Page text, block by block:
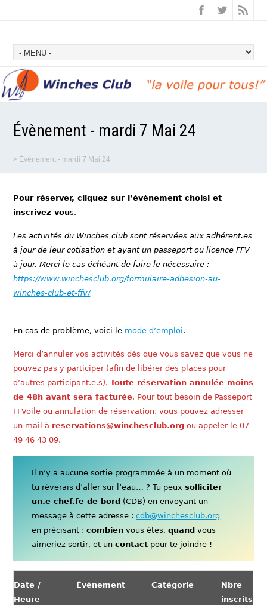
Évènement - mardi 7 Mai 24
> Évènement - mardi 7 Mai 24
Pour réserver, cliquez sur l’évènement choisi et
inscrivez vous.
Les activités du Winches club sont réservées aux adhérent.es
à jour de leur cotisation et ayant un passeport ou licence FFV
à jour. Merci le cas échéant de faire le nécessaire :
https://www.winchesclub.org/formulaire-adhesion-au-
winches-club-et-ffv/
En cas de problème, voici le mode d’emploi.
Merci d’annuler vos activités dès que vous savez que vous ne
pouvez pas y participer (afin de libérer des places pour
d’autres participant.e.s).Toute réservation annulée moins
de 48h avant sera facturée. Pour tout besoin de Passeport
FFVoile ou annulation de réservation, vous pouvez adresser
un mail à reservations@winchesclub.org ou appeler le 07
49 46 43 09.
Il n’y a aucune sortie programmée à un moment où
tu rêverais d’aller sur l’eau… ? Tu peuxsolliciter
un.e chef.fe de bord (CDB) en envoyant un
message à cette adresse :cdb@winchesclub.org
en précisant :combien vous êtes,quand vous
aimeriez sortir, et uncontact pour te joindre !
Date /
Heure
Évènement Catégorie
Nbre
inscrits